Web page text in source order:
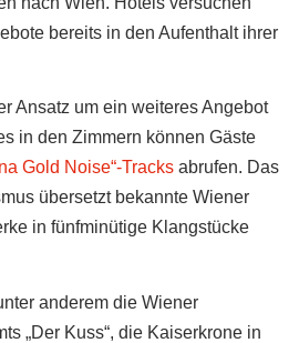
bereits in den Aufenthalt ihrer
Ansatz um ein weiteres Angebot
in den Zimmern können Gäste
Gold Noise“-Tracks abrufen. Das
übersetzt bekannte Wiener
in fünfminütige Klangstücke
anderem die Wiener
„Der Kuss“, die Kaiserkrone in